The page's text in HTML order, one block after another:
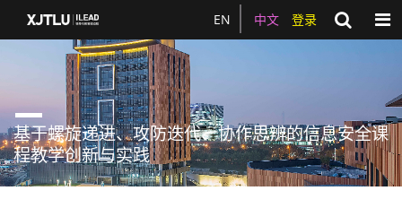
EN 中文 登录
基于螺旋递进、攻防迭代、协作思辨的信息安全课
程教学创新与实践